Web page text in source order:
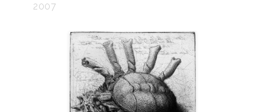
2007